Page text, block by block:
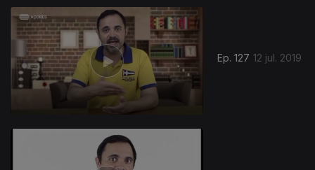
Ep. 127 12 jul. 2019